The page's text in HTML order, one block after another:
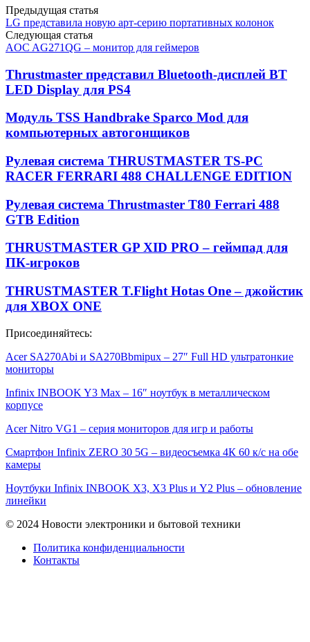
Предыдущая статья
LG представила новую арт-серию портативных колонок
Следующая статья
AOC AG271QG – монитор для геймеров
Thrustmaster представил Bluetooth-дисплей BT
LED Display для PS4
Модуль TSS Handbrake Sparco Mod для
компьютерных автогонщиков
Рулевая система THRUSTMASTER TS-PC
RACER FERRARI 488 CHALLENGE EDITION
Рулевая система Thrustmaster T80 Ferrari 488
GTB Edition
THRUSTMASTER GP XID PRO – геймпад для
ПК-игроков
THRUSTMASTER T.Flight Hotas One – джойстик
для XBOX ONE
Присоединяйтесь:
Acer SA270Abi и SA270Bbmipux – 27″ Full HD ультратонкие
мониторы
Infinix INBOOK Y3 Max – 16″ ноутбук в металлическом
корпусе
Acer Nitro VG1 – серия мониторов для игр и работы
Смартфон Infinix ZERO 30 5G – видеосъемка 4К 60 к/с на обе
камеры
Ноутбуки Infinix INBOOK X3, X3 Plus и Y2 Plus – обновление
линейки
© 2024 Новости электроники и бытовой техники
Политика конфиденциальности
Контакты